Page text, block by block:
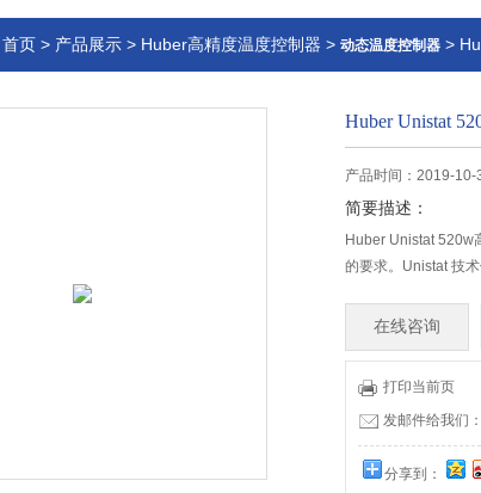
首页 > 产品展示 > Huber高精度温度控制器 > 动态温度控制器 >
Huber Unistat
产品时间：2019-10-
简要描述：
Huber Unistat 520w
的要求。Unistat 技
在线咨询
打印当前页
发邮件给我们
分享到：